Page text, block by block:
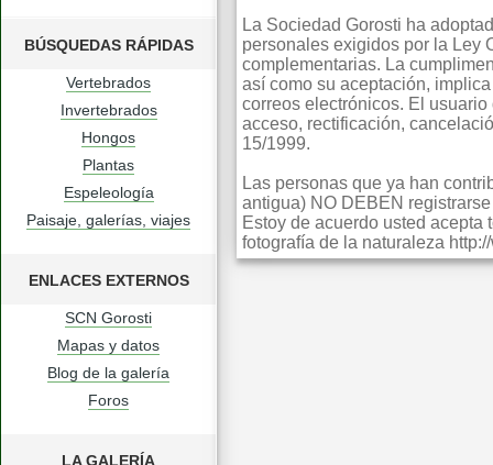
BÚSQUEDAS RÁPIDAS
Vertebrados
Invertebrados
Hongos
Plantas
Espeleología
Paisaje, galerías, viajes
ENLACES EXTERNOS
SCN Gorosti
Mapas y datos
Blog de la galería
Foros
LA GALERÍA
La Sociedad Gorosti ha
personales exigidos por la Ley
complementarias. La
así como su aceptación,
correos electrónicos. El
acceso, rectificación,
15/1999.
Las personas que ya han
antigua) NO DEBEN
Estoy de acuerdo usted
fotografía de la naturaleza